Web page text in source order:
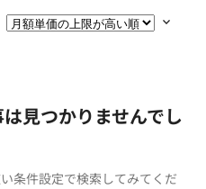
見つかりませんでし
条件設定で検索してみてくだ